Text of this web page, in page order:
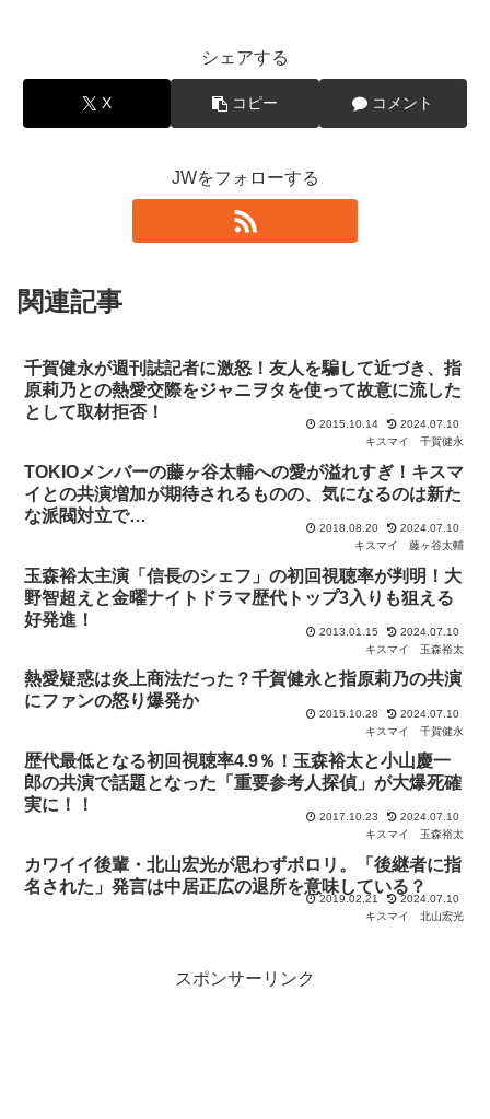
シェアする
X コピー コメント
JWをフォローする
関連記事
千賀健永が週刊誌記者に激怒！友人を騙して近づき、指
原莉乃との熱愛交際をジャニヲタを使って故意に流した
として取材拒否！
2015.10.14
2024.07.10
キスマイ
千賀健永
TOKIOメンバーの藤ヶ谷太輔への愛が溢れすぎ！キスマ
イとの共演増加が期待されるものの、気になるのは新た
な派閥対立で…
2018.08.20
2024.07.10
キスマイ
藤ヶ谷太輔
玉森裕太主演「信長のシェフ」の初回視聴率が判明！大
野智超えと金曜ナイトドラマ歴代トップ3入りも狙える
好発進！
2013.01.15
2024.07.10
キスマイ
玉森裕太
熱愛疑惑は炎上商法だった？千賀健永と指原莉乃の共演
にファンの怒り爆発か
2015.10.28
2024.07.10
キスマイ
千賀健永
歴代最低となる初回視聴率4.9％！玉森裕太と小山慶一
郎の共演で話題となった「重要参考人探偵」が大爆死確
実に！！
2017.10.23
2024.07.10
キスマイ
玉森裕太
カワイイ後輩・北山宏光が思わずポロリ。「後継者に指
名された」発言は中居正広の退所を意味している？
2019.02.21
2024.07.10
キスマイ
北山宏光
スポンサーリンク